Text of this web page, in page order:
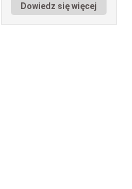
Dowiedz się więcej